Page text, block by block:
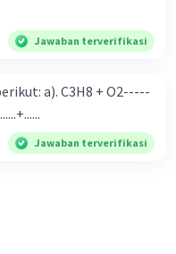
Jawaban terverifikasi
a). C3H8 + O2-----
Jawaban terverifikasi